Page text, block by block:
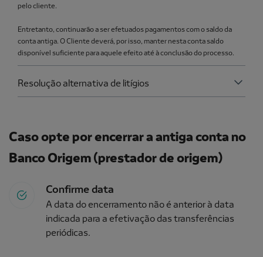
pelo cliente.
Entretanto, continuarão a ser efetuados pagamentos com o saldo da
conta antiga. O Cliente deverá, por isso, manter nesta conta saldo
disponível suficiente para aquele efeito até à conclusão do processo.
Resolução alternativa de litígios
Caso opte por encerrar a antiga conta no
Banco Origem (prestador de origem)
Confirme data
A data do encerramento não é anterior à data
indicada para a efetivação das transferências
periódicas.